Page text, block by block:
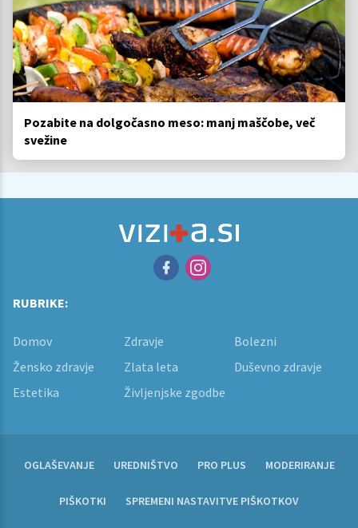
Pozabite na dolgočasno meso: manj maščobe, več
svežine
RUBRIKE:
Domov Zdravje
Bolezni
Žensko zdravje
Zlata leta
Duševno zdravje
Estetika
Življenjske zgodbe
OGLAŠEVANJE UREDNIŠTVO PRO PLUS MODERIRANJE
PIŠKOTKI SPREMENI NASTAVITVE PIŠKOTKOV